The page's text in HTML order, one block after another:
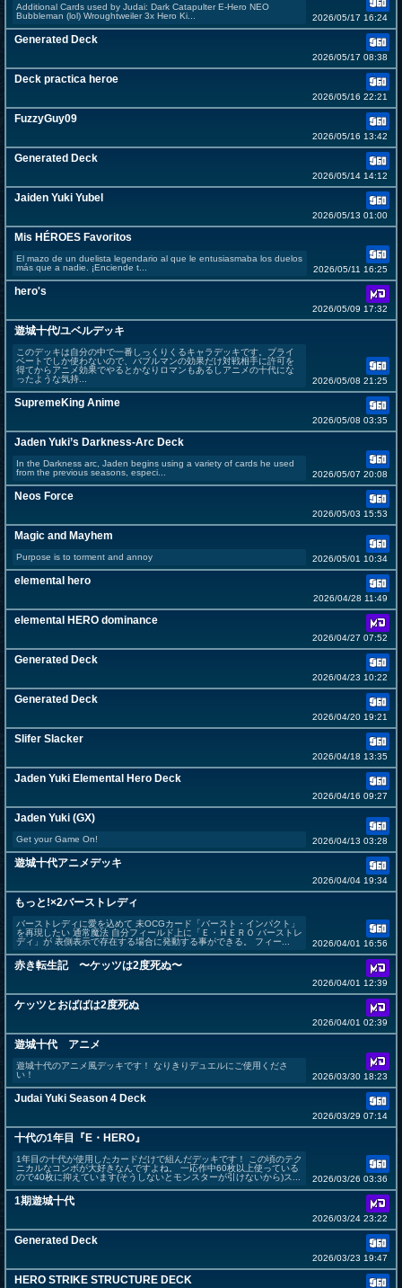
Additional Cards used by Judai: Dark Catapulter E-Hero NEO
Bubbleman (lol) Wroughtweiler 3x Hero Ki...
2026/05/17 16:24
Generated Deck
2026/05/17 08:38
Deck practica heroe
2026/05/16 22:21
FuzzyGuy09
2026/05/16 13:42
Generated Deck
2026/05/14 14:12
Jaiden Yuki Yubel
2026/05/13 01:00
Mis HÉROES Favoritos
El mazo de un duelista legendario al que le entusiasmaba los duelos
más que a nadie. ¡Enciende t...
2026/05/11 16:25
hero's
2026/05/09 17:32
遊城十代/ユベルデッキ
このデッキは自分の中で一番しっくりくるキャラデッキです。プライ
ベートでしか使わないので、バブルマンの効果だけ対戦相手に許可を
得てからアニメ効果でやるとかなりロマンもあるしアニメの十代にな
ったような気持...
2026/05/08 21:25
SupremeKing Anime
2026/05/08 03:35
Jaden Yuki’s Darkness-Arc Deck
In the Darkness arc, Jaden begins using a variety of cards he used
from the previous seasons, especi...
2026/05/07 20:08
Neos Force
2026/05/03 15:53
Magic and Mayhem
Purpose is to torment and annoy 2026/05/01 10:34
elemental hero
2026/04/28 11:49
elemental HERO dominance
2026/04/27 07:52
Generated Deck
2026/04/23 10:22
Generated Deck
2026/04/20 19:21
Slifer Slacker
2026/04/18 13:35
Jaden Yuki Elemental Hero Deck
2026/04/16 09:27
Jaden Yuki (GX)
Get your Game On! 2026/04/13 03:28
遊城十代アニメデッキ
2026/04/04 19:34
もっと!×2バーストレディ
バーストレディに愛を込めて 未OCGカード「バースト・インパクト」
を再現したい 通常魔法 自分フィールド上に「Ｅ・ＨＥＲＯ バーストレ
ディ」が 表側表示で存在する場合に発動する事ができる。 フィー...
2026/04/01 16:56
赤き転生記 〜ケッツは2度死ぬ〜
2026/04/01 12:39
ケッツとおばばは2度死ぬ
2026/04/01 02:39
遊城十代 アニメ
遊城十代のアニメ風デッキです！ なりきりデュエルにご使用くださ
い！
2026/03/30 18:23
Judai Yuki Season 4 Deck
2026/03/29 07:14
十代の1年目『E・HERO』
1年目の十代が使用したカードだけで組んだデッキです！ この頃のテク
ニカルなコンボが大好きなんですよね。 一応作中60枚以上使っている
ので40枚に抑えています(そうしないとモンスターが引けないから)ス...
2026/03/26 03:36
1期遊城十代
2026/03/24 23:22
Generated Deck
2026/03/23 19:47
HERO STRIKE STRUCTURE DECK